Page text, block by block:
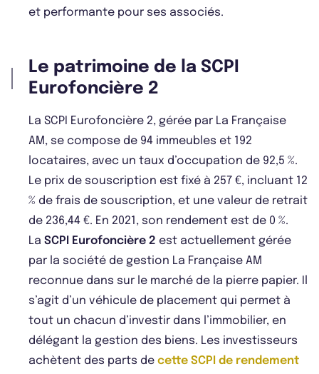
et performante pour ses associés.
Le patrimoine de la SCPI
Eurofoncière 2
La SCPI Eurofoncière 2, gérée par La Française
AM, se compose de 94 immeubles et 192
locataires, avec un taux d’occupation de 92,5 %.
Le prix de souscription est fixé à 257 €, incluant 12
% de frais de souscription, et une valeur de retrait
de 236,44 €. En 2021, son rendement est de 0 %.
La SCPI Eurofoncière 2 est actuellement gérée
par la société de gestion La Française AM
reconnue dans sur le marché de la pierre papier. Il
s’agit d’un véhicule de placement qui permet à
tout un chacun d’investir dans l’immobilier, en
délégant la gestion des biens. Les investisseurs
achètent des parts de cette SCPI de rendement